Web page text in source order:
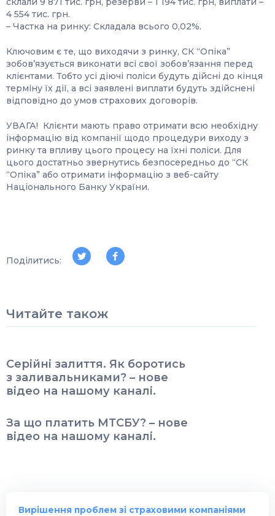
4 554 тис. грн.
– Частка на ринку: Складала всього 0,02%.
Ключовим є те, що виходячи з ринку, СК “Опіка”
зобов’язується виконати всі свої зобов’язання перед
клієнтами. Тобто усі діючі поліси будуть дійсні до кінця
терміну їх дії, а всі заявлені виплати будуть здійснені
відповідно до умов страхових договорів.
УВАГА! Клієнти мають право отримати всю необхідну
інформацію від компанії щодо процедури виходу з
ринку та впливу цього процесу на їхні поліси. Для
цього достатньо звернутись безпосередньо до “СК
“Опіка” або отримати інформацію з веб-сайту
Національного Банку України.
Поділитись:
Читайте також
Серійні залиття. Як боротись
з заливальниками? – нове
відео на нашому каналі.
За що платить МТСБУ? – нове
відео на нашому каналі.
Вирішення проблем зі страховими компаніями